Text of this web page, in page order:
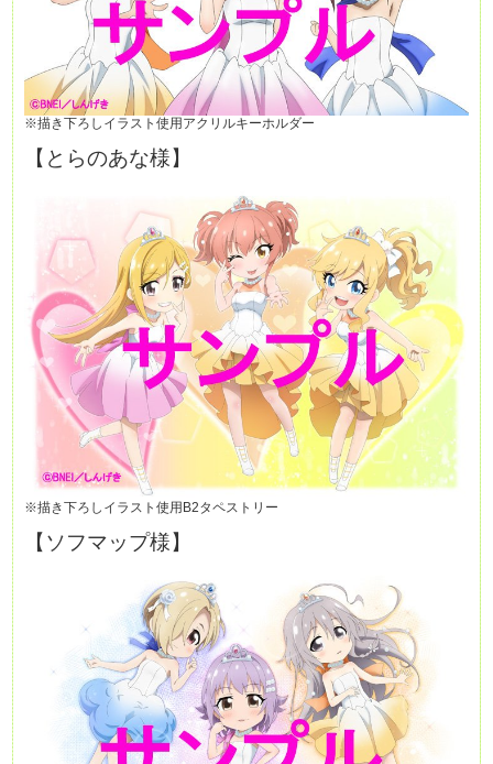
※描き下ろしイラスト使用アクリルキーホルダー
【とらのあな様】
※描き下ろしイラスト使用B2タペストリー
【ソフマップ様】